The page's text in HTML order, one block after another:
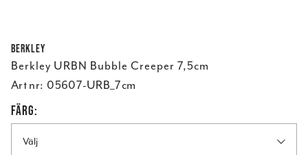
Berkley
Berkley URBN Bubble Creeper 7,5cm
Art nr: 05607-URB_7cm
FÄRG:
Välj